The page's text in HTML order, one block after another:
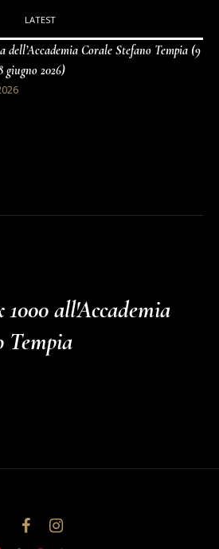
LATEST
dell’Accademia Corale Stefano Tempia (9
giugno 2026)
all'Accademia
Tempia